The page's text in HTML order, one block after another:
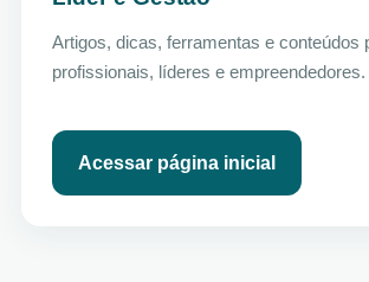
Artigos, dicas, ferramentas e conteúdos
profissionais, líderes e empreendedores.
Acessar página inicial